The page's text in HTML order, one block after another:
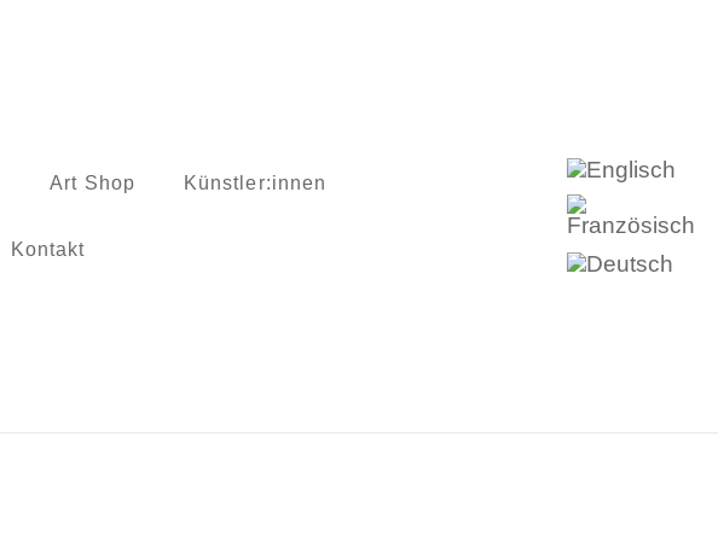
Art Shop Künstler:innen
Kontakt